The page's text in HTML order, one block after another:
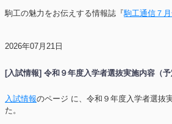
駒工の魅力をお伝えする情報誌『駒工通信７
2026年07月21日
[入試情報] 令和９年度入学者選抜実施内容（
入試情報のページ に、令和９年度入学者選抜
た。